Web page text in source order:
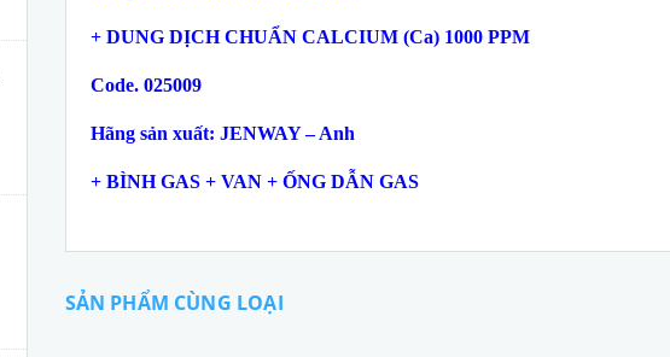
+ DUNG DỊCH CHUẨN CALCIUM (Ca) 1000 PPM
Code. 025009
Hãng sản xuất: JENWAY – Anh
+ BÌNH GAS + VAN + ỐNG DẪN GAS
SẢN PHẨM CÙNG LOẠI